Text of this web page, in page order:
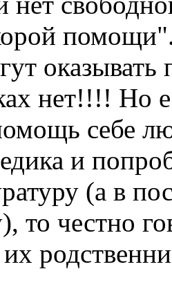
оказывать
нет!!!! Но
себе
и
(а в
то честно